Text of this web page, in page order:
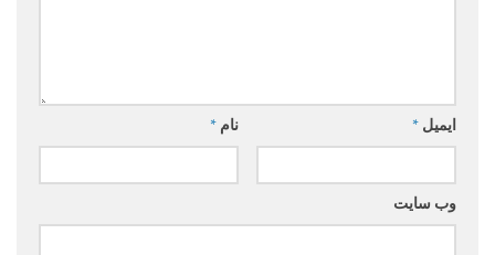
نام * ایمیل *
وب‌ سایت